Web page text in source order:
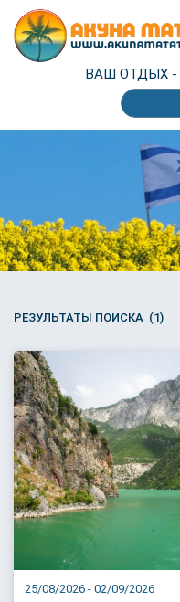
ВАШ ОТДЫХ -
РЕЗУЛЬТАТЫ ПОИСКА (1)
25/08/2026 - 02/09/2026